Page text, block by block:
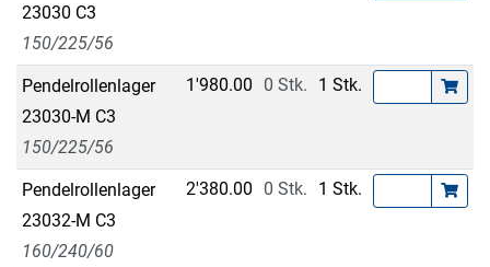
23030 C3
150/225/56
Pendelrollenlager
23030-M C3
150/225/56
1'980.00 0 Stk. 1 Stk.
Pendelrollenlager
23032-M C3
160/240/60
2'380.00 0 Stk. 1 Stk.